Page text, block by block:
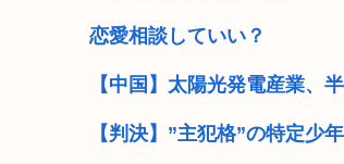
恋愛相談していい？
【中国】太陽光発電産業、
【判決】”主犯格”の特定少